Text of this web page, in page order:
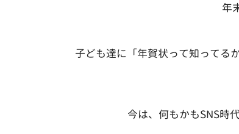
年
子ども達に「年賀状って知ってる
今は、何もかもSNS時